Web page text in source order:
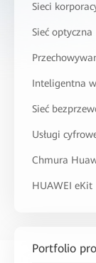
Sieci
Sieć optyczna
Inteligentna
Sieć
Usługi
Chmura
HUAWEI eKit
Portfolio